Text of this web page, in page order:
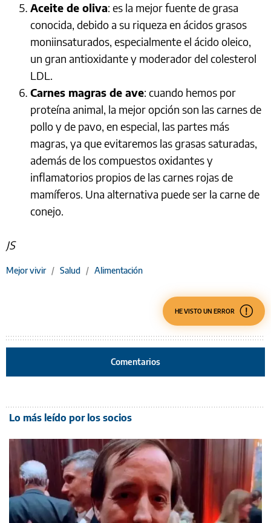
Aceite de oliva: es la mejor fuente de grasa
conocida, debido a su riqueza en ácidos grasos
moniinsaturados, especialmente el ácido oleico,
un gran antioxidante y moderador del colesterol
LDL.
Carnes magras de ave: cuando hemos por
proteína animal, la mejor opción son las carnes de
pollo y de pavo, en especial, las partes más
magras, ya que evitaremos las grasas saturadas,
además de los compuestos oxidantes y
inflamatorios propios de las carnes rojas de
mamíferos. Una alternativa puede ser la carne de
conejo.
JS
Mejor vivir / Salud / Alimentación
HE VISTO UN ERROR
Comentarios
Lo más leído por los socios